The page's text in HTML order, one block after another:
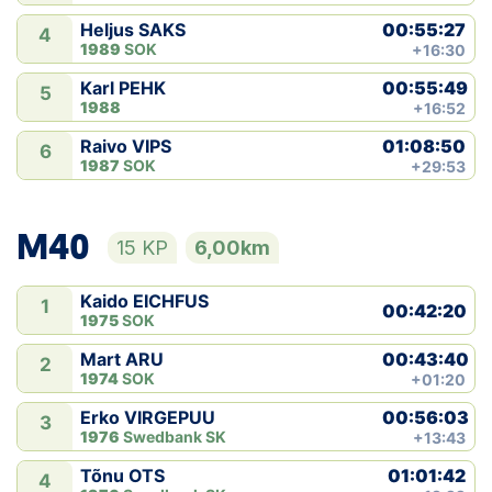
4 Heljus SAKS
1989 SOK
00:55:27
+16:30
5 Karl PEHK
1988
00:55:49
+16:52
6 Raivo VIPS
1987 SOK
01:08:50
+29:53
M40 15 KP 6,00km
1 Kaido EICHFUS
1975SOK 00:42:20
2 Mart ARU
1974SOK
00:43:40
+01:20
3 Erko VIRGEPUU
1976 Swedbank SK
00:56:03
+13:43
4 Tõnu OTS 01:01:42